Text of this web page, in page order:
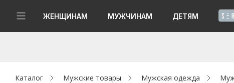
ЖЕНЩИНАМ МУЖЧИНАМ ДЕТЯМ
Женщинам
Каталог Мужские товары Мужская одежда